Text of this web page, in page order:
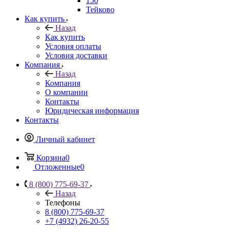
Тейково
Как купить
Назад
Как купить
Условия оплаты
Условия доставки
Компания
Назад
Компания
О компании
Контакты
Юридическая информация
Контакты
Личный кабинет
Корзина0
Отложенные0
8 (800) 775-69-37
Назад
Телефоны
8 (800) 775-69-37
+7 (4932) 26-20-55